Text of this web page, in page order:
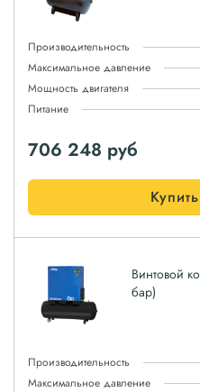
Производительность
Максимальное давление
Мощность двигателя
Питание
706 248 руб
Купить
Винтовой
бар)
Производительность
Максимальное давление